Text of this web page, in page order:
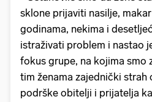
sklone prijaviti nasilje,
godinama, nekima i
istraživati problem i nastao
fokus grupe, na kojima smo
tim ženama zajednički strah
podrške obitelji i prijatelja